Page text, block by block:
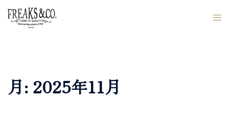
月: 2025年11月